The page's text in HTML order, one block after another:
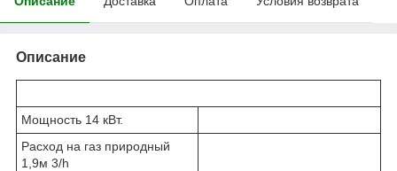
Описание
Мощность 14 кВт.
Расход на газ природный
1,9м 3/h